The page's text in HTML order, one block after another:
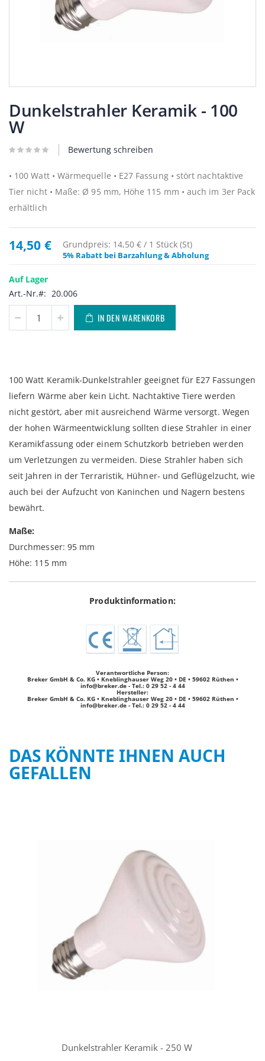
Anfang
der
Bildergalerie
springen
Dunkelstrahler Keramik - 100
W
Bewertung schreiben
• 100 Watt • Wärmequelle • E27 Fassung • stört nachtaktive
Tier nicht • Maße: Ø 95 mm, Höhe 115 mm • auch im 3er Pack
erhältlich
14,50 € Grundpreis: 14,50 € / 1 Stück (St)
5% Rabatt bei Barzahlung & Abholung
Auf Lager
Art.-Nr.
20.006
IN DEN WARENKORB
100 Watt Keramik-Dunkelstrahler geeignet für E27 Fassungen
liefern Wärme aber kein Licht. Nachtaktive Tiere werden
nicht gestört, aber mit ausreichend Wärme versorgt. Wegen
der hohen Wärmeentwicklung sollten diese Strahler in einer
Keramikfassung oder einem Schutzkorb betrieben werden
um Verletzungen zu vermeiden. Diese Strahler haben sich
seit Jahren in der Terraristik, Hühner- und Geflügelzucht, wie
auch bei der Aufzucht von Kaninchen und Nagern bestens
bewährt.
Maße:
Durchmesser: 95 mm
Höhe: 115 mm
Produktinformation:
Verantwortliche Person:
Breker GmbH & Co. KG • Kneblinghauser Weg 20 • DE • 59602 Rüthen •
info@breker.de- Tel.: 0 29 52 - 4 44
Hersteller:
Breker GmbH & Co. KG • Kneblinghauser Weg 20 • DE • 59602 Rüthen •
info@breker.de- Tel.: 0 29 52 - 4 44
DAS KÖNNTE IHNEN AUCH
GEFALLEN
Dunkelstrahler Keramik - 250 W